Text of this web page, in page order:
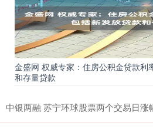
金盛网 权威专家：住房公积金贷款利
和存量贷款
中银两融 苏宁环球股票两个交易日涨